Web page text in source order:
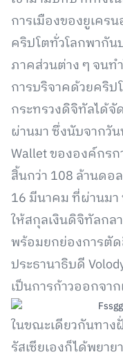
การเมืองของยูเคร
คริปโตทั่วโลกพากัน
ภาคส่วนต่าง ๆ จนท
การบริจาคด้วยคริป
กระทรวงดิจิทัลได้จั
ผ่านมา ซึ่งนับจากวั
Wallet ขององค์กร
สิ้นกว่า 108 ล้านดอ
16 มีนาคม ที่ผ่านมา
ให้สกุลเงินดิจิทัลก
พร้อมยกย่องการตั
ประธานาธิบดี
เป็นการก้าวออกจา
ในขณะเดียวกันทาง
รัสเซียเองก็ได้พยา